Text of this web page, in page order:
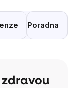
Poradna
zdravou